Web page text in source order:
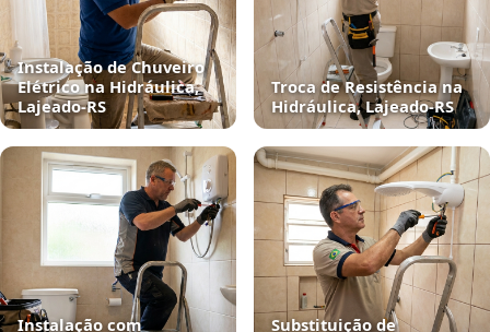
Instalação de Chuveiro
Elétrico na Hidráulica,
Lajeado‑RS
Troca de Resistência na
Hidráulica, Lajeado‑RS
Instalação com
Substituição de